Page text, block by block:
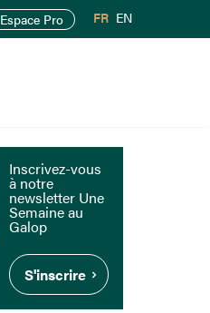
Espace Pro FR EN
Inscrivez-vous
à notre
newsletter Une
Semaine au
Galop
S'inscrire